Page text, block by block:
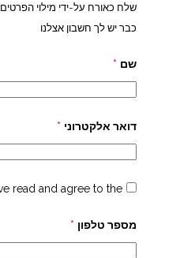
שלח כאורח על-ידי מילוי
כבר יש לך חשבון אצלנו
שם *
דואר אלקטרוני *
read and agree to the
מספר טלפון *